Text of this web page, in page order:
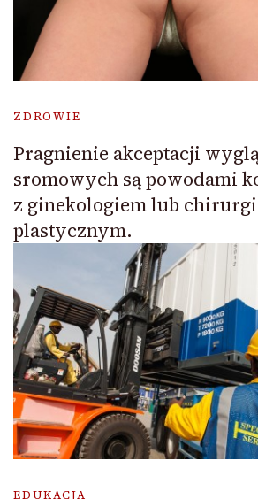
ZDROWIE
Pragnienie akceptacji
sromowych są powodami
z ginekologiem lub
plastycznym.
EDUKACJA